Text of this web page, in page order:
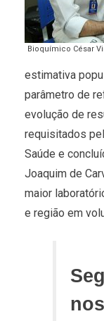
Bioquímico César
estimativa
parâmetro de
evolução de
requisitados
Saúde e
Joaquim de
maior
e região em